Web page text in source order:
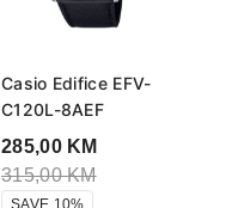
Casio Edifice EFV-
C120L-8AEF
285,00 KM
315,00KM